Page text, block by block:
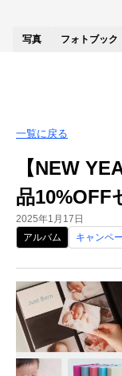
写真 フォトブック
一覧に戻る
【NEW
品10%OFF
2025年1月17日
アルバム
キャンペ